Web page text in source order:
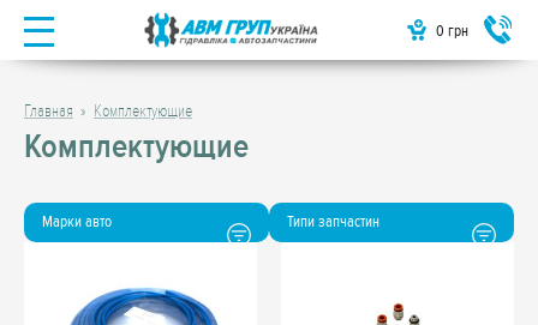
0 грн
Главная Комплектующие
Комплектующие
Марки авто Типи запчастин